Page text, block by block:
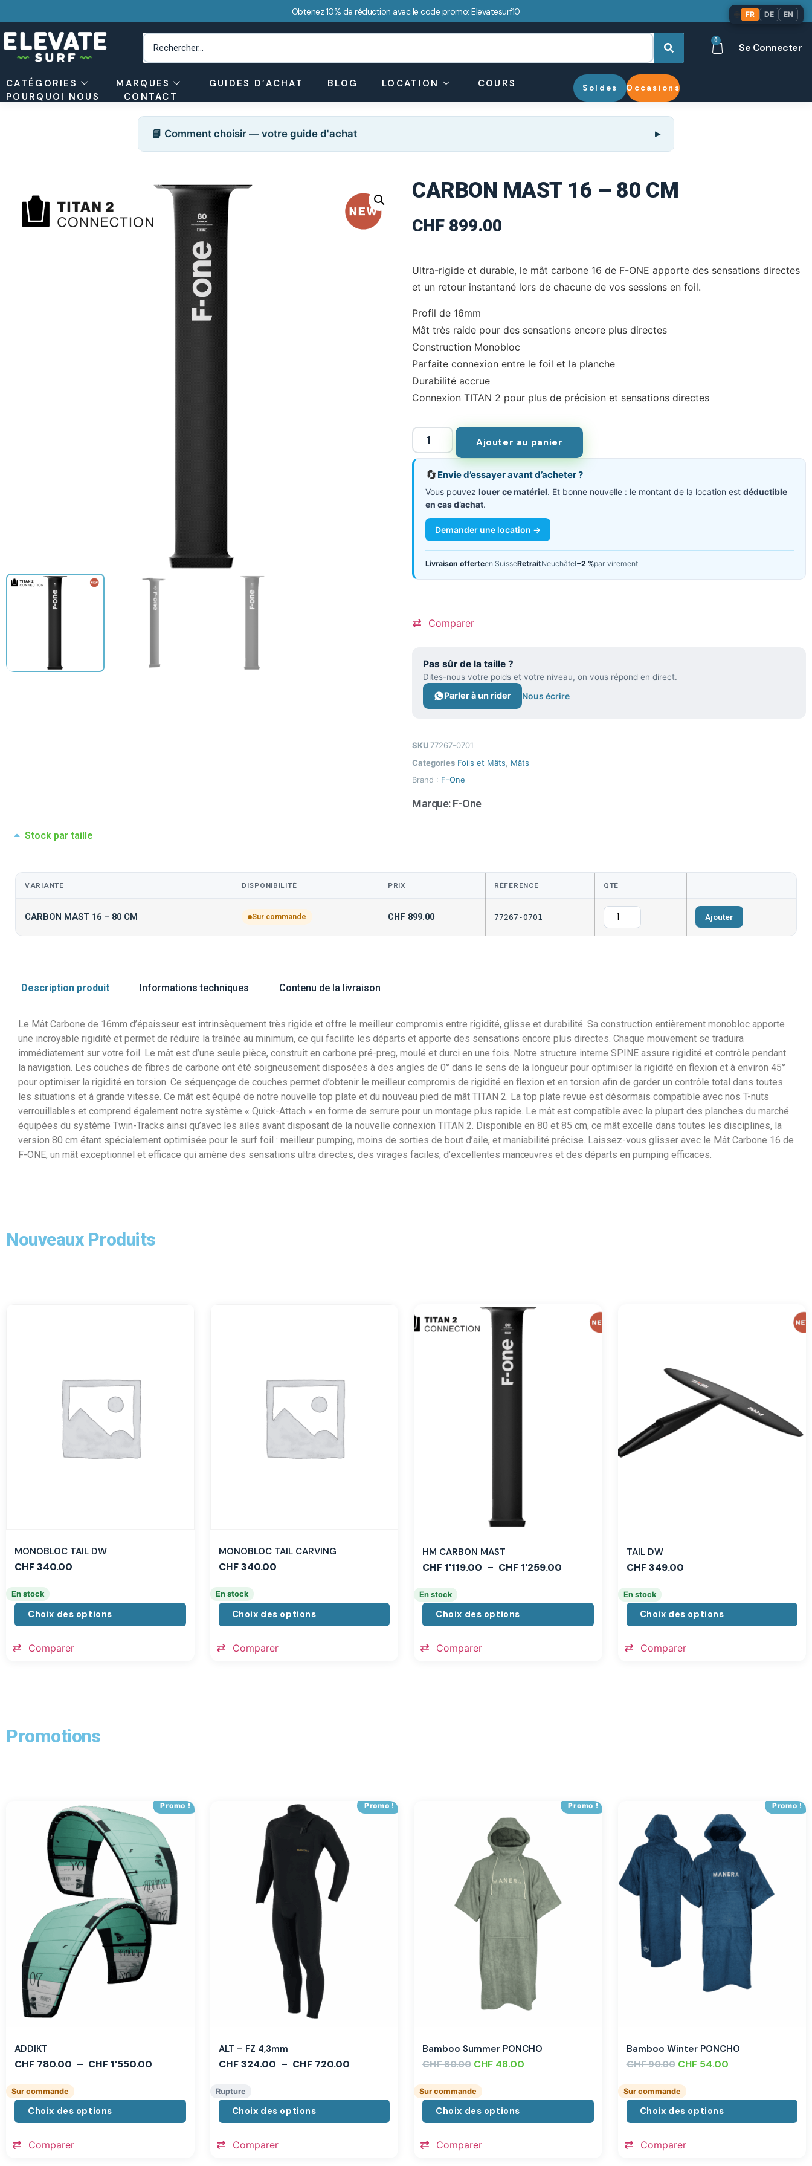
Obtenez 10% de réduction avec le code promo: Elevatesurf10
0
Se Connecter
CATÉGORIES MARQUES GUIDES D’ACHAT BLOG LOCATION
COURS
POURQUOI NOUS
CONTACT
Soldes Occasions
📘 Comment choisir — votre guide d'achat
CARBON MAST 16 – 80 CM
CHF 899.00
Ultra-rigide et durable, le mât carbone 16 de F-ONE apporte des sensations directes
et un retour instantané lors de chacune de vos sessions en foil.
Profil de 16mm
Mât très raide pour des sensations encore plus directes
Construction Monobloc
Parfaite connexion entre le foil et la planche
Durabilité accrue
Connexion TITAN 2 pour plus de précision et sensations directes
Ajouter au panier
🔄Envie d’essayer avant d’acheter ?
Vous pouvez louer ce matériel. Et bonne nouvelle : le montant de la location est déductible
en cas d’achat.
Demander une location →
Livraison offerteen SuisseRetraitNeuchâtel−2 %par virement
Comparer
Pas sûr de la taille ?
Dites-nous votre poids et votre niveau, on vous répond en direct.
Parler à un rider Nous écrire
SKU 77267-0701
Categories Foils et Mâts
Mâts
Brand : F-One
Marque:F-One
Stock par taille
VARIANTE DISPONIBILITÉ PRIX RÉFÉRENCE QTÉ
CARBON MAST 16 – 80 CM Sur commande CHF 899.00 77267-0701 Ajouter
Description produit Informations techniques Contenu de la livraison
Le Mât Carbone de 16mm d’épaisseur est intrinsèquement très rigide et offre le meilleur compromis entre rigidité, glisse et durabilité. Sa construction entièrement monobloc apporte
une incroyable rigidité et permet de réduire la traînée au minimum, ce qui facilite les départs et apporte des sensations encore plus directes. Chaque mouvement se traduira
immédiatement sur votre foil. Le mât est d’une seule pièce, construit en carbone pré-preg, moulé et durci en une fois. Notre structure interne SPINE assure rigidité et contrôle pendant
la navigation. Les couches de fibres de carbone ont été soigneusement disposées à des angles de 0° dans le sens de la longueur pour optimiser la rigidité en flexion et à environ 45°
pour optimiser la rigidité en torsion. Ce séquençage de couches permet d’obtenir le meilleur compromis de rigidité en flexion et en torsion afin de garder un contrôle total dans toutes
les situations et à grande vitesse. Ce mât est équipé de notre nouvelle top plate et du nouveau pied de mât TITAN 2. La top plate revue est désormais compatible avec nos T-nuts
verrouillables et comprend également notre système « Quick-Attach » en forme de serrure pour un montage plus rapide. Le mât est compatible avec la plupart des planches du marché
équipées du système Twin-Tracks ainsi qu’avec les ailes avant disposant de la nouvelle connexion TITAN 2. Disponible en 80 et 85 cm, ce mât excelle dans toutes les disciplines, la
version 80 cm étant spécialement optimisée pour le surf foil : meilleur pumping, moins de sorties de bout d’aile, et maniabilité précise. Laissez-vous glisser avec le Mât Carbone 16 de
F-ONE, un mât exceptionnel et efficace qui amène des sensations ultra directes, des virages faciles, d’excellentes manœuvres et des départs en pumping efficaces.
Nouveaux Produits
MONOBLOC TAIL DW
CHF340.00
En stock
Choix des options
Comparer
MONOBLOC TAIL CARVING
CHF340.00
En stock
Choix des options
Comparer
HM CARBON MAST
CHF 1'119.00 – CHF 1'259.00
En stock
Choix des options
Comparer
TAIL DW
CHF349.00
En stock
Choix des options
Comparer
Promotions
Promo !
ADDIKT
CHF 780.00 – CHF 1'550.00
Sur commande
Choix des options
Comparer
Promo !
ALT – FZ 4,3mm
CHF324.00 – CHF720.00
Rupture
Choix des options
Comparer
Promo !
Bamboo Summer PONCHO
CHF80.00 CHF 48.00
Sur commande
Choix des options
Comparer
Promo !
Bamboo Winter PONCHO
CHF90.00 CHF54.00
Sur commande
Choix des options
Comparer
FR DE EN